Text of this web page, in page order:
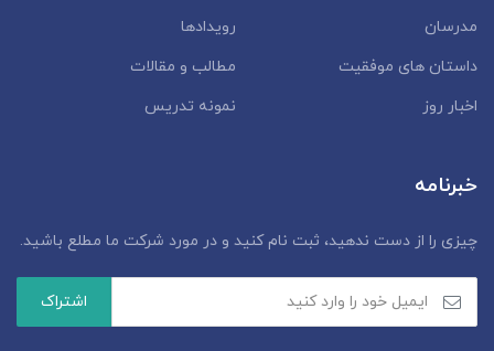
مدرسان
رویدادها
داستان‌ های موفقیت
مطالب و مقالات
اخبار روز
نمونه تدریس
خبرنامه
چیزی را از دست ندهید، ثبت نام کنید و در مورد شرکت ما مطلع باشید.